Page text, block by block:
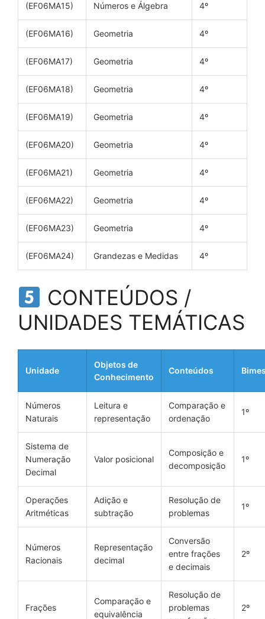
(EF06MA15) Números e Álgebra 4º
(EF06MA16) Geometria 4º
(EF06MA17) Geometria 4º
(EF06MA18) Geometria 4º
(EF06MA19) Geometria 4º
(EF06MA20) Geometria 4º
(EF06MA21) Geometria 4º
(EF06MA22) Geometria 4º
(EF06MA23) Geometria 4º
(EF06MA24) Grandezas e Medidas 4º
CONTEÚDOS /
UNIDADES TEMÁTICAS
Unidade
Objetos de
Conhecimento
Conteúdos
Números
Naturais
Leitura e
representação
Comparação e
ordenação
1º
Sistema de
Numeração
Decimal
Valor posicional
Composição e
decomposição
1º
Operações
Aritméticas
Adição e
subtração
Resolução de
problemas
1º
Números
Racionais
Representação
decimal
Conversão
entre frações
e decimais
2º
Frações
Comparação e
equivalência
Resolução de
problemas
2º